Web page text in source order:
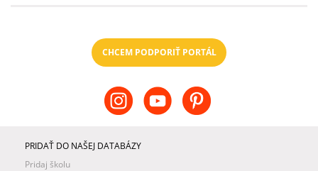
CHCEM PODPORIŤ PORTÁL
PRIDAŤ DO NAŠEJ DATABÁZY
Pridaj školu